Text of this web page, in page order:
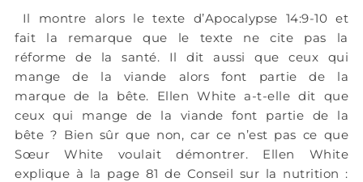
Il montre alors le texte d’Apocalypse 14:9-10 et
fait la remarque que le texte ne cite pas la
réforme de la santé. Il dit aussi que ceux qui
mange de la viande alors font partie de la
marque de la bête. Ellen White a-t-elle dit que
ceux qui mange de la viande font partie de la
bête ? Bien sûr que non, car ce n’est pas ce que
Sœur White voulait démontrer. Ellen White
explique à la page 81 de Conseil sur la nutrition :